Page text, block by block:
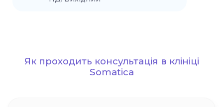
Як проходить консультація в клініці
Somatica